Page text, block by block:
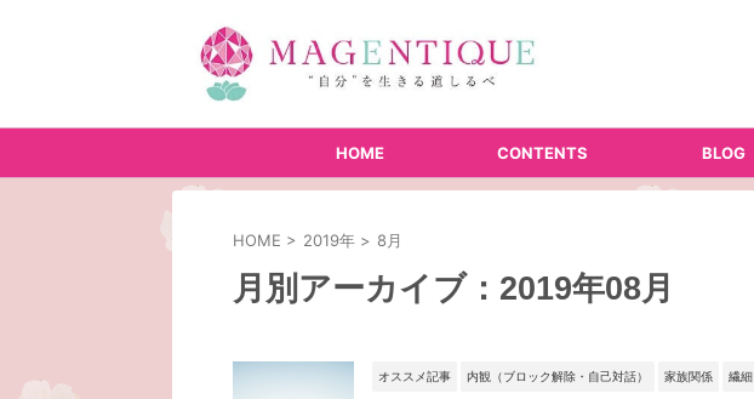
HOME CONTENTS BLOG
HOME > 2019年 > 8月
月別アーカイブ：2019年08月
オススメ記事 内観（ブロック解除・自己対話） 家族関係 繊細